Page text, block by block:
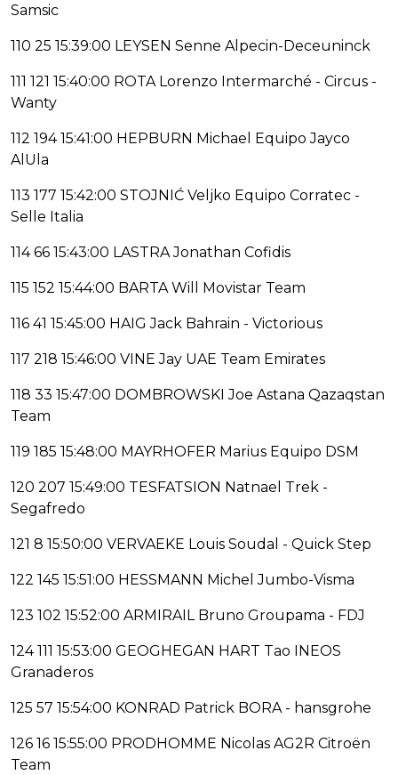
Samsic
110 25 15:39:00 LEYSEN Senne Alpecin-Deceuninck
111 121 15:40:00 ROTA Lorenzo Intermarché - Circus -
Wanty
112 194 15:41:00 HEPBURN Michael Equipo Jayco
AlUla
113 177 15:42:00 STOJNIĆ Veljko Equipo Corratec -
Selle Italia
114 66 15:43:00 LASTRA Jonathan Cofidis
115 152 15:44:00 BARTA Will Movistar Team
116 41 15:45:00 HAIG Jack Bahrain - Victorious
117 218 15:46:00 VINE Jay UAE Team Emirates
118 33 15:47:00 DOMBROWSKI Joe Astana Qazaqstan
Team
119 185 15:48:00 MAYRHOFER Marius Equipo DSM
120 207 15:49:00 TESFATSION Natnael Trek -
Segafredo
121 8 15:50:00 VERVAEKE Louis Soudal - Quick Step
122 145 15:51:00 HESSMANN Michel Jumbo-Visma
123 102 15:52:00 ARMIRAIL Bruno Groupama - FDJ
124 111 15:53:00 GEOGHEGAN HART Tao INEOS
Granaderos
125 57 15:54:00 KONRAD Patrick BORA - hansgrohe
126 16 15:55:00 PRODHOMME Nicolas AG2R Citroën
Team